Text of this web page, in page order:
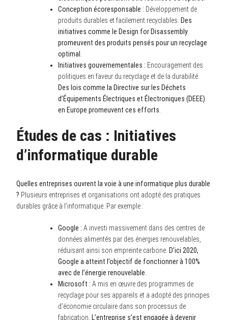
Conception écoresponsable : Développement de
produits durables et facilement recyclables. Des
initiatives comme le Design for Disassembly
promeuvent des produits pensés pour un recyclage
optimal .
Initiatives gouvernementales : Encouragement des
politiques en faveur du recyclage et de la durabilité.
Des lois comme la Directive sur les Déchets
d’Équipements Électriques et Électroniques (DEEE)
en Europe promeuvent ces efforts.
Études de cas : Initiatives
d’informatique durable
Quelles entreprises ouvrent la voie à une informatique plus durable
? Plusieurs entreprises et organisations ont adopté des pratiques
durables grâce à l’informatique. Par exemple :
Google : A investi massivement dans des centres de
données alimentés par des énergies renouvelables,
réduisant ainsi son empreinte carbone. D’ici 2020,
Google a atteint l’objectif de fonctionner à 100%
avec de l’énergie renouvelable
Microsoft : A mis en œuvre des programmes de
recyclage pour ses appareils et a adopté des principes
d’économie circulaire dans son processus de
fabrication. L’entreprise s’est engagée à devenir